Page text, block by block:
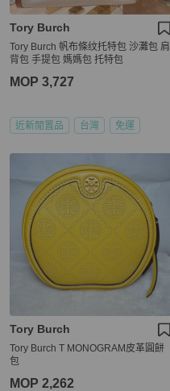
Tory Burch
Tory Burch 帆布條纹托特包 沙灘包 肩
背包 手提包 媽媽包 托特包
MOP 3,727
近新閒置品 台灣 免運
Tory Burch
Tory Burch T MONOGRAM皮革圓餅
包
MOP 2,262